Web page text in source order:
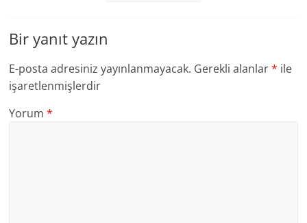
Bir yanıt yazın
E-posta adresiniz yayınlanmayacak. Gerekli alanlar* ile
işaretlenmişlerdir
Yorum*